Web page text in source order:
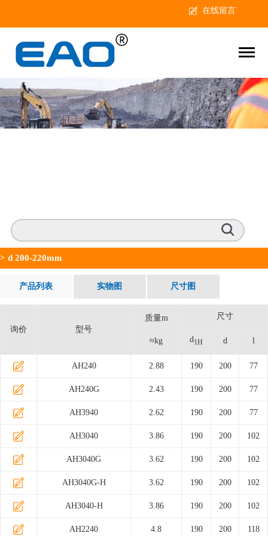
在线留言
> d 200-220mm
产品列表 实物图 尺寸图
询价 型号
质量m
≈kg
尺寸
d1H d l
AH240 2.88 190 200 77
AH240G 2.43 190 200 77
AH3940 2.62 190 200 77
AH3040 3.86 190 200 102
AH3040G 3.62 190 200 102
AH3040G-H 3.62 190 200 102
AH3040-H 3.86 190 200 102
AH2240 4.8 190 200 118